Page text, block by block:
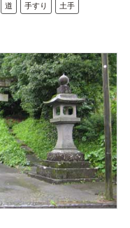
道 手すり 土手